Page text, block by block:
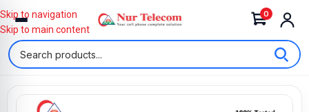
0
Skip to navigation
Skip to main content